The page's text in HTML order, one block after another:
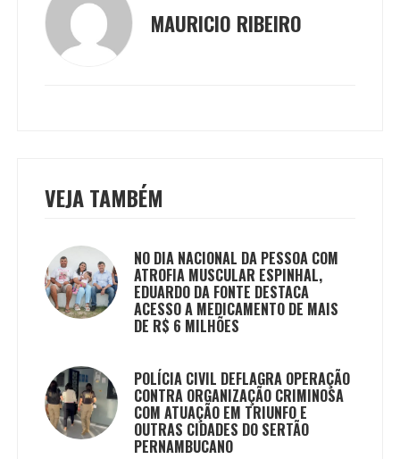
MAURICIO RIBEIRO
VEJA TAMBÉM
NO DIA NACIONAL DA PESSOA COM
ATROFIA MUSCULAR ESPINHAL,
EDUARDO DA FONTE DESTACA
ACESSO A MEDICAMENTO DE MAIS
DE R$ 6 MILHÕES
POLÍCIA CIVIL DEFLAGRA OPERAÇÃO
CONTRA ORGANIZAÇÃO CRIMINOSA
COM ATUAÇÃO EM TRIUNFO E
OUTRAS CIDADES DO SERTÃO
PERNAMBUCANO